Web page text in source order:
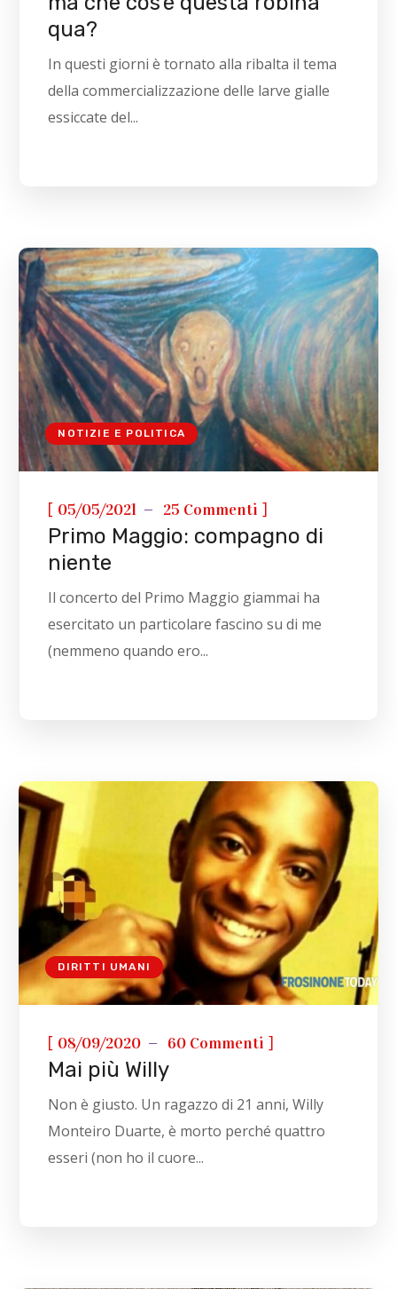
qua?
In questi giorni è tornato alla ribalta il tema
della commercializzazione delle larve gialle
essiccate del...
NOTIZIE E POLITICA
[ 05/05/2021 25 Commenti ]
Primo Maggio: compagno di
niente
Il concerto del Primo Maggio giammai ha
esercitato un particolare fascino su di me
(nemmeno quando ero...
DIRITTI UMANI
[ 08/09/2020 60 Commenti ]
Mai più Willy
Non è giusto. Un ragazzo di 21 anni, Willy
Monteiro Duarte, è morto perché quattro
esseri (non ho il cuore...